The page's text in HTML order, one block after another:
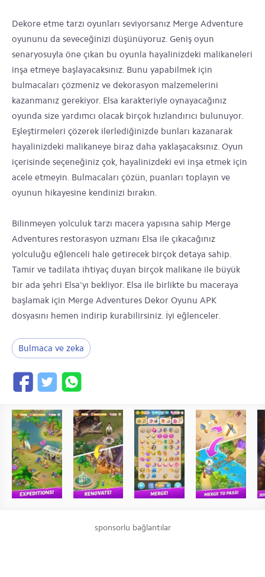
Dekore etme tarzı oyunları seviyorsanız Merge Adventure
oyununu da seveceğinizi düşünüyoruz. Geniş oyun
senaryosuyla öne çıkan bu oyunla hayalinizdeki malikaneleri
inşa etmeye başlayacaksınız. Bunu yapabilmek için
bulmacaları çözmeniz ve dekorasyon malzemelerini
kazanmanız gerekiyor. Elsa karakteriyle oynayacağınız
oyunda size yardımcı olacak birçok hızlandırıcı bulunuyor.
Eşleştirmeleri çözerek ilerlediğinizde bunları kazanarak
hayalinizdeki malikaneye biraz daha yaklaşacaksınız. Oyun
içerisinde seçeneğiniz çok, hayalinizdeki evi inşa etmek için
acele etmeyin. Bulmacaları çözün, puanları toplayın ve
oyunun hikayesine kendinizi bırakın.
Bilinmeyen yolculuk tarzı macera yapısına sahip Merge
Adventures restorasyon uzmanı Elsa ile çıkacağınız
yolculuğu eğlenceli hale getirecek birçok detaya sahip.
Tamir ve tadilata ihtiyaç duyan birçok malikane ile büyük
bir ada şehri Elsa'yı bekliyor. Elsa ile birlikte bu maceraya
başlamak için Merge Adventures Dekor Oyunu APK
dosyasını hemen indirip kurabilirsiniz. İyi eğlenceler.
Bulmaca ve zeka
sponsorlu bağlantılar